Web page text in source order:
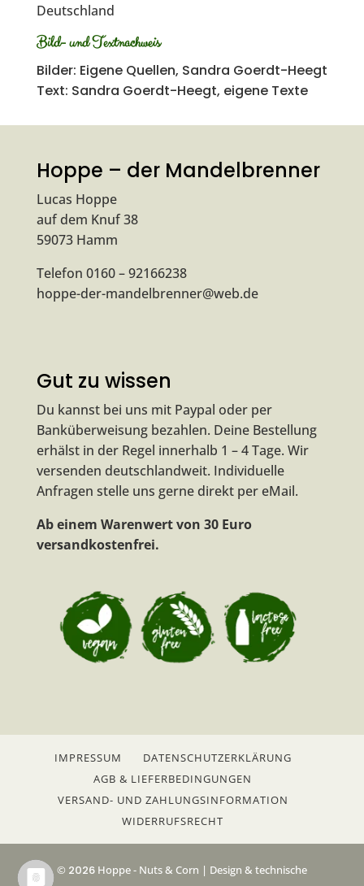
Deutschland
Bild- und Textnachweis
Bilder: Eigene Quellen, Sandra Goerdt-Heegt
Text: Sandra Goerdt-Heegt, eigene Texte
Hoppe – der Mandelbrenner
Lucas Hoppe
auf dem Knuf 38
59073 Hamm
Telefon 0160 – 92166238
hoppe-der-mandelbrenner@web.de
Gut zu wissen
Du kannst bei uns mit Paypal oder per
Banküberweisung bezahlen. Deine Bestellung
erhälst in der Regel innerhalb 1 – 4 Tage. Wir
versenden deutschlandweit. Individuelle
Anfragen stelle uns gerne direkt per eMail.
Ab einem Warenwert von 30 Euro
versandkostenfrei.
IMPRESSUM
DATENSCHUTZERKLÄRUNG
AGB & LIEFERBEDINGUNGEN
VERSAND- UND ZAHLUNGSINFORMATION
WIDERRUFSRECHT
© 2026Hoppe - Nuts & Corn | Design & technische